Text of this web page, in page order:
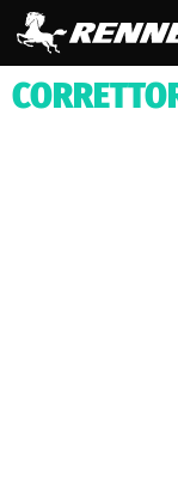
contenuto